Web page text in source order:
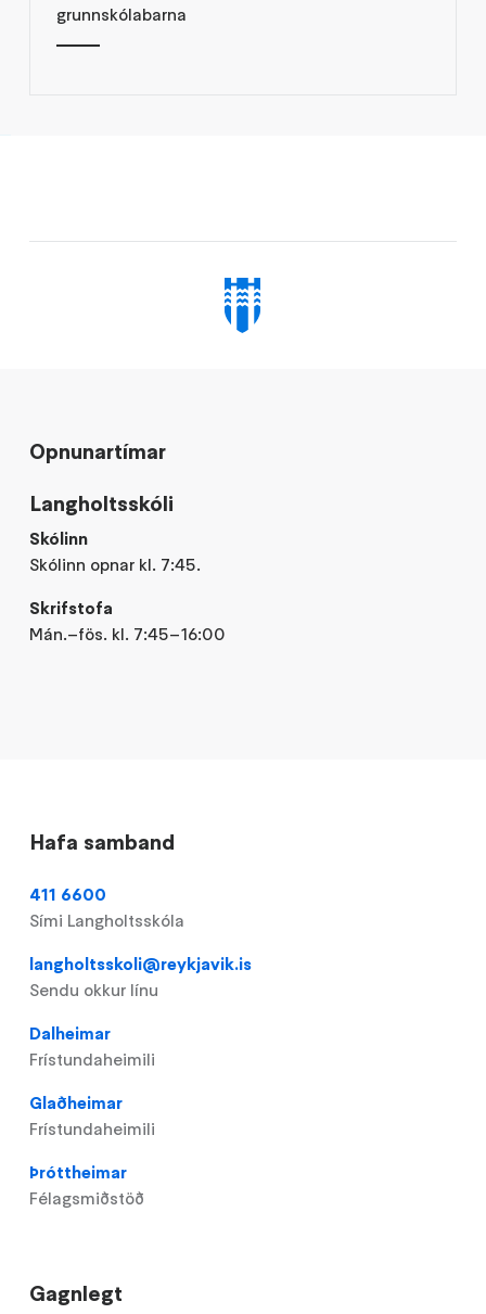
grunnskólabarna
Opnunartímar
Langholtsskóli
Skólinn
Skólinn opnar kl. 7:45.
Skrifstofa
Mán.–fös. kl. 7:45–16:00
Hafa samband
411 6600
Sími Langholtsskóla
langholtsskoli@reykjavik.is
Sendu okkur línu
Dalheimar
Frístundaheimili
Glaðheimar
Frístundaheimili
Þróttheimar
Félagsmiðstöð
Gagnlegt